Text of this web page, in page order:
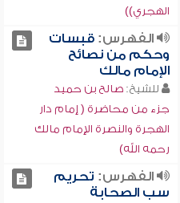
الهجري))
الفهرس:قبسات
وحكم من نصائح
الإمام مالك
للشيخ:صالح بن حميد
جزء من محاضرة ( إمام دار
الهجرة والنصرة الإمام مالك
رحمه الله)
الفهرس: تحريم
سب الصحابة